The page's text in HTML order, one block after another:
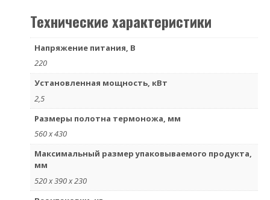
Технические характеристики
Напряжение питания, В
220
Установленная мощность, кВт
2,5
Размеры полотна термоножа, мм
560 x 430
Максимальный размер упаковываемого продукта,
мм
520 х 390 х 230